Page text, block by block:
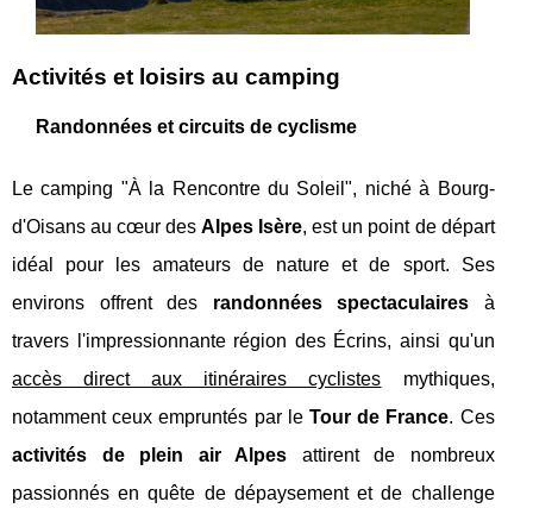
Activités et loisirs au camping
Randonnées et circuits de cyclisme
Le camping "À la Rencontre du Soleil", niché à Bourg-
d'Oisans au cœur desAlpes Isère, est un point de départ
idéal pour les amateurs de nature et de sport. Ses
environs offrent des randonnées spectaculaires à
travers l'impressionnante région des Écrins, ainsi qu'un
accès direct aux itinéraires cyclistes mythiques,
notamment ceux empruntés par le Tour de France. Ces
activités de plein air Alpes attirent de nombreux
passionnés en quête de dépaysement et de challenge